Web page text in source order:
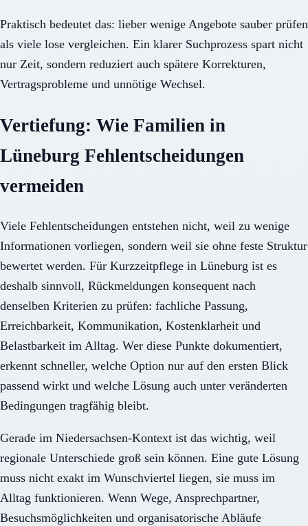
Praktisch bedeutet das: lieber wenige Angebote sauber prüfen
als viele lose vergleichen. Ein klarer Suchprozess spart nicht
nur Zeit, sondern reduziert auch spätere Korrekturen,
Vertragsprobleme und unnötige Wechsel.
Vertiefung: Wie Familien in
Lüneburg Fehlentscheidungen
vermeiden
Viele Fehlentscheidungen entstehen nicht, weil zu wenige
Informationen vorliegen, sondern weil sie ohne feste Struktur
bewertet werden. Für Kurzzeitpflege in Lüneburg ist es
deshalb sinnvoll, Rückmeldungen konsequent nach
denselben Kriterien zu prüfen: fachliche Passung,
Erreichbarkeit, Kommunikation, Kostenklarheit und
Belastbarkeit im Alltag. Wer diese Punkte dokumentiert,
erkennt schneller, welche Option nur auf den ersten Blick
passend wirkt und welche Lösung auch unter veränderten
Bedingungen tragfähig bleibt.
Gerade im Niedersachsen-Kontext ist das wichtig, weil
regionale Unterschiede groß sein können. Eine gute Lösung
muss nicht exakt im Wunschviertel liegen, sie muss im
Alltag funktionieren. Wenn Wege, Ansprechpartner,
Besuchsmöglichkeiten und organisatorische Abläufe